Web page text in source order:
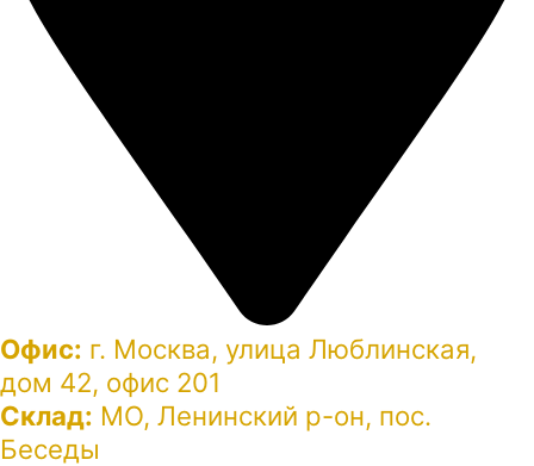
Офис: г. Москва, улица Люблинская,
дом 42, офис 201
Склад: МО, Ленинский р-он, пос.
Беседы